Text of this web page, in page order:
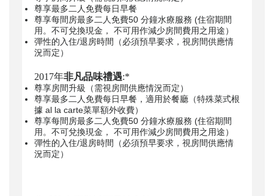
尊享最多二人免費每日早餐
尊享每間房最多二人免費50 分鐘水療服務 (住宿期間
用。不可兌換現金， 不可用作減少房間費用之用途）
彈性的入住/退房時間（必須預早要求，視房間供應情
況而定）
2017年非凡品味禮遇:*
尊享房間升級（需視房間供應情況而定）
尊享最多二人免費每日早餐，適用於餐廳（特殊菜式根
據 al la carte菜單額外收費）
尊享每間房最多二人免費50 分鐘水療服務 (住宿期間
用。不可兌換現金， 不可用作減少房間費用之用途）
彈性的入住/退房時間（必須預早要求，視房間供應情
況而定）